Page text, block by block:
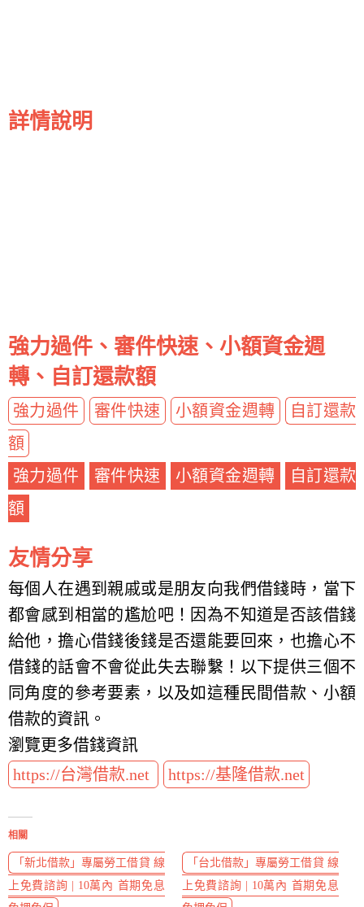
詳情說明
強力過件、審件快速、小額資金週
轉、自訂還款額
強力過件 審件快速 小額資金週轉
自訂還款
額
強力過件
審件快速 小額資金週轉
自訂還款
額
友情分享
每個人在遇到親戚或是朋友向我們借錢時，當下
都會感到相當的尷尬吧！因為不知道是否該借錢
給他，擔心借錢後錢是否還能要回來，也擔心不
借錢的話會不會從此失去聯繫！以下提供三個不
同角度的參考要素，以及如這種民間借款、小額
借款的資訊。
瀏覽更多借錢資訊
https://台灣借款.net
https://基隆借款.net
相關
「新北借款」專屬勞工借貸 線
上免費諮詢 | 10萬內 首期免息
「台北借款」專屬勞工借貸 線
上免費諮詢 | 10萬內 首期免息